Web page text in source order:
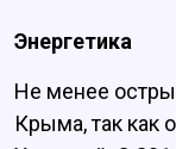
Энергетика
Не менее
Крыма, так как